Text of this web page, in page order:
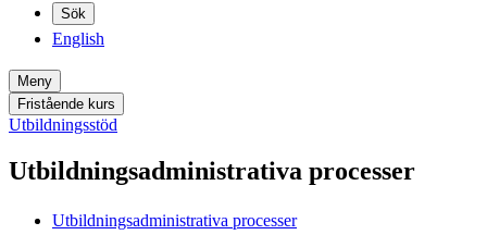
Sök
English
Meny
Fristående kurs
Utbildningsstöd
Utbildningsadministrativa processer
Utbildningsadministrativa processer